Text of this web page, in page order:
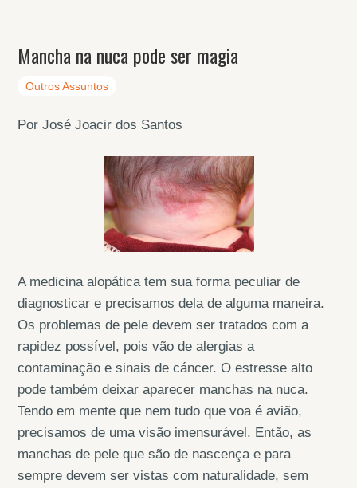
Mancha na nuca pode ser magia
Outros Assuntos
Por José Joacir dos Santos
A medicina alopática tem sua forma peculiar de
diagnosticar e precisamos dela de alguma maneira.
Os problemas de pele devem ser tratados com a
rapidez possível, pois vão de alergias a
contaminação e sinais de cáncer. O estresse alto
pode também deixar aparecer manchas na nuca.
Tendo em mente que nem tudo que voa é avião,
precisamos de uma visão imensurável. Então, as
manchas de pele que são de nascença e para
sempre devem ser vistas com naturalidade, sem